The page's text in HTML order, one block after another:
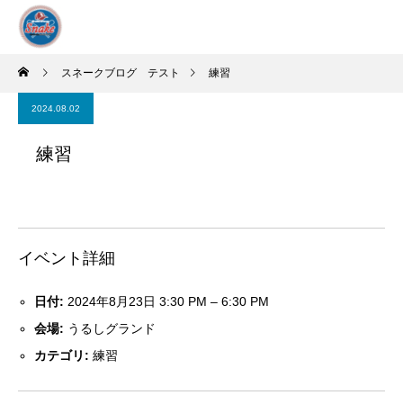
スネークブログ テスト 練習
2024.08.02
練習
イベント詳細
日付: 2024年8月23日 3:30 PM –6:30 PM
会場: うるしグランド
カテゴリ: 練習